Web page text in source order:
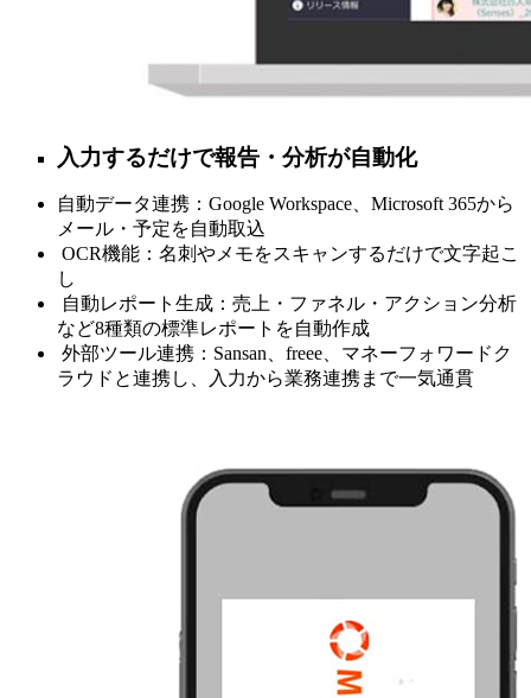
入力するだけで報告・分析が自動化
自動データ連携：Google Workspace、Microsoft 365から
メール・予定を自動取込
OCR機能：名刺やメモをスキャンするだけで文字起こ
し
自動レポート生成：売上・ファネル・アクション分析
など8種類の標準レポートを自動作成
外部ツール連携：Sansan、freee、マネーフォワードク
ラウドと連携し、入力から業務連携まで一気通貫